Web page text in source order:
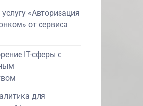
«Авторизация
от сервиса
IT-сферы с
для